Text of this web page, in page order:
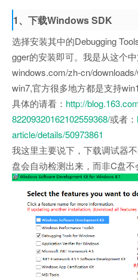
1、下载Windows SDK
选择安装其中的Debugging
gger的安装即可。我是从这个
windows.com/zh-cn/
win7,官方很多地方都是支持
具体的请看： http://
82209320162102559368/或者：
article/details/50973861
我这里主要说下，下载调试器
盘会自动检测出来，而非C盘不